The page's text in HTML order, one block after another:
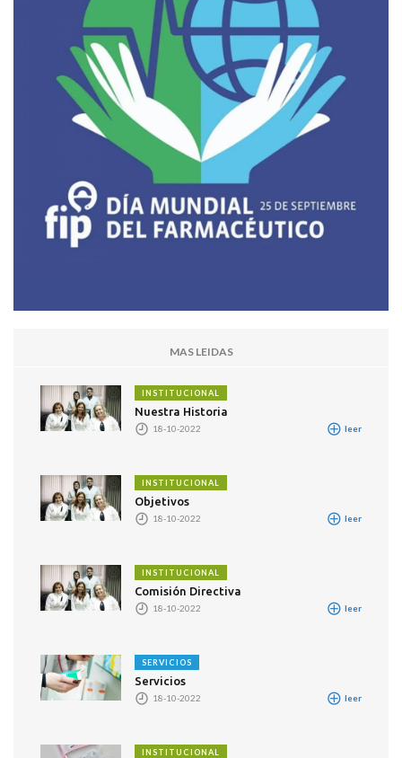
MAS LEIDAS
INSTITUCIONAL
Nuestra Historia
18-10-2022 leer
INSTITUCIONAL
Objetivos
18-10-2022 leer
INSTITUCIONAL
Comisión Directiva
18-10-2022 leer
SERVICIOS
Servicios
18-10-2022 leer
INSTITUCIONAL